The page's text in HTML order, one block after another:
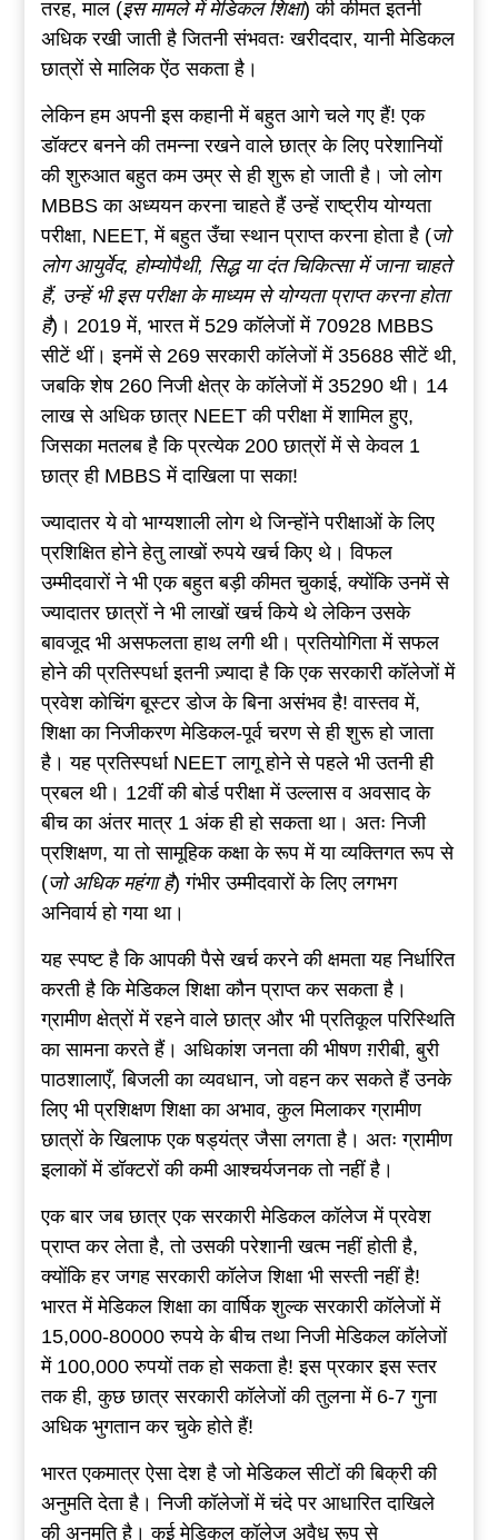
तरह, माल (इस मामले में मेडिकल शिक्षा) की कीमत इतनी
अधिक रखी जाती है जितनी संभवतः खरीददार, यानी मेडिकल
छात्रों से मालिक ऐंठ सकता है।
लेकिन हम अपनी इस कहानी में बहुत आगे चले गए हैं! एक
डॉक्टर बनने की तमन्ना रखने वाले छात्र के लिए परेशानियों
की शुरुआत बहुत कम उम्र से ही शुरू हो जाती है। जो लोग
MBBS का अध्ययन करना चाहते हैं उन्हें राष्ट्रीय योग्यता
परीक्षा, NEET, में बहुत उँचा स्थान प्राप्त करना होता है (जो
लोग आयुर्वेद, होम्योपैथी, सिद्ध या दंत चिकित्सा में जाना चाहते
हैं, उन्हें भी इस परीक्षा के माध्यम से योग्यता प्राप्त करना होता
है)। 2019 में, भारत में 529 कॉलेजों में 70928 MBBS
सीटें थीं। इनमें से 269 सरकारी कॉलेजों में 35688 सीटें थी,
जबकि शेष 260 निजी क्षेत्र के कॉलेजों में 35290 थी। 14
लाख से अधिक छात्र NEET की परीक्षा में शामिल हुए,
जिसका मतलब है कि प्रत्येक 200 छात्रों में से केवल 1
छात्र ही MBBS में दाखिला पा सका!
ज्यादातर ये वो भाग्यशाली लोग थे जिन्होंने परीक्षाओं के लिए
प्रशिक्षित होने हेतु लाखों रुपये खर्च किए थे। विफल
उम्मीदवारों ने भी एक बहुत बड़ी कीमत चुकाई, क्योंकि उनमें से
ज्यादातर छात्रों ने भी लाखों खर्च किये थे लेकिन उसके
बावजूद भी असफलता हाथ लगी थी। प्रतियोगिता में सफल
होने की प्रतिस्पर्धा इतनी ज़्यादा है कि एक सरकारी कॉलेजों में
प्रवेश कोचिंग बूस्टर डोज के बिना असंभव है! वास्तव में,
शिक्षा का निजीकरण मेडिकल-पूर्व चरण से ही शुरू हो जाता
है। यह प्रतिस्पर्धा NEET लागू होने से पहले भी उतनी ही
प्रबल थी। 12वीं की बोर्ड परीक्षा में उल्लास व अवसाद के
बीच का अंतर मात्र 1 अंक ही हो सकता था। अतः निजी
प्रशिक्षण, या तो सामूहिक कक्षा के रूप में या व्यक्तिगत रूप से
(जो अधिक महंगा है) गंभीर उम्मीदवारों के लिए लगभग
अनिवार्य हो गया था।
यह स्पष्ट है कि आपकी पैसे खर्च करने की क्षमता यह निर्धारित
करती है कि मेडिकल शिक्षा कौन प्राप्त कर सकता है।
ग्रामीण क्षेत्रों में रहने वाले छात्र और भी प्रतिकूल परिस्थिति
का सामना करते हैं। अधिकांश जनता की भीषण ग़रीबी, बुरी
पाठशालाएँ, बिजली का व्यवधान, जो वहन कर सकते हैं उनके
लिए भी प्रशिक्षण शिक्षा का अभाव, कुल मिलाकर ग्रामीण
छात्रों के खिलाफ एक षड्यंत्र जैसा लगता है। अतः ग्रामीण
इलाकों में डॉक्टरों की कमी आश्चर्यजनक तो नहीं है।
एक बार जब छात्र एक सरकारी मेडिकल कॉलेज में प्रवेश
प्राप्त कर लेता है, तो उसकी परेशानी खत्म नहीं होती है,
क्योंकि हर जगह सरकारी कॉलेज शिक्षा भी सस्ती नहीं है!
भारत में मेडिकल शिक्षा का वार्षिक शुल्क सरकारी कॉलेजों में
15,000-80000 रुपये के बीच तथा निजी मेडिकल कॉलेजों
में 100,000 रुपयों तक हो सकता है! इस प्रकार इस स्तर
तक ही, कुछ छात्र सरकारी कॉलेजों की तुलना में 6-7 गुना
अधिक भुगतान कर चुके होते हैं!
भारत एकमात्र ऐसा देश है जो मेडिकल सीटों की बिक्री की
अनुमति देता है। निजी कॉलेजों में चंदे पर आधारित दाखिले
की अनुमति है। कई मेडिकल कॉलेज अवैध रूप से